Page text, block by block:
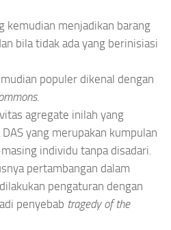
kemudian menjadikan barang
bila tidak ada yang berinisiasi
populer dikenal dengan
.
agregate inilah yang
yang merupakan kumpulan
individu tanpa disadari.
pertambangan dalam
pengaturan dengan
penyebab tragedy of the